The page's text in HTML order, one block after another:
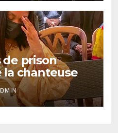
de prison
chanteuse
partie civile
USD de
intérêts